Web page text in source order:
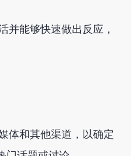
并能够快速做出反应，
体和其他渠道，以确定